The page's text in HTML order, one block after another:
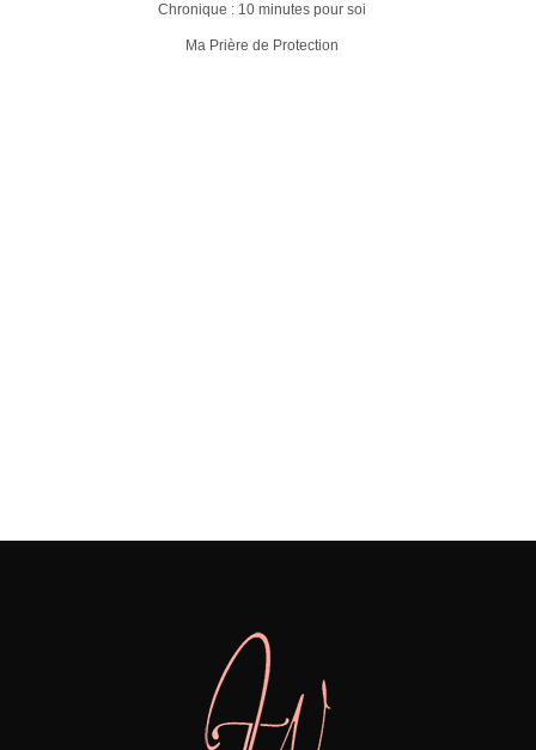
Chronique : 10 minutes pour soi
Ma Prière de Protection